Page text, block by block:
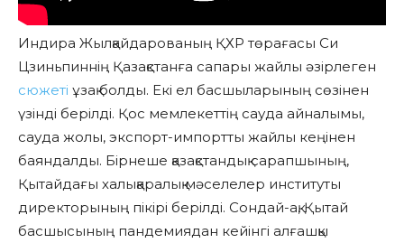
Индира Жылқайдарованың ҚХР төрағасы Си
Цзиньпиннің Қазақстанға сапары жайлы әзірлеген
сюжеті ұзақ болды. Екі ел басшыларының сөзінен
үзінді берілді. Қос мемлекеттің сауда айналымы,
сауда жолы, экспорт-импортты жайлы кеңінен
баяндалды. Бірнеше қазақстандық сарапшының,
Қытайдағы халықаралық мәселелер институты
директорының пікірі берілді. Сондай-ақ, Қытай
басшысының пандемиядан кейінгі алғашқы